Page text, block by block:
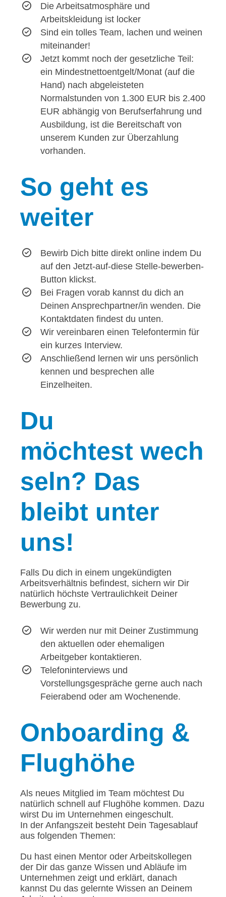
Die Arbeitsatmosphäre und
Arbeitskleidung ist locker
Sind ein tolles Team, lachen und weinen
miteinander!
Jetzt kommt noch der gesetzliche Teil:
ein Mindestnettoentgelt/Monat (auf die
Hand) nach abgeleisteten
Normalstunden von 1.300 EUR bis 2.400
EUR abhängig von Berufserfahrung und
Ausbildung, ist die Bereitschaft von
unserem Kunden zur Überzahlung
vorhanden.
So geht es
weiter
Bewirb Dich bitte direkt online indem Du
auf den Jetzt-auf-diese Stelle-bewerben-
Button klickst.
Bei Fragen vorab kannst du dich an
Deinen Ansprechpartner/in wenden. Die
Kontaktdaten findest du unten.
Wir vereinbaren einen Telefontermin für
ein kurzes Interview.
Anschließend lernen wir uns persönlich
kennen und besprechen alle
Einzelheiten.
Du
möchtest wech
seln? Das
bleibt unter
uns!
Falls Du dich in einem ungekündigten
Arbeitsverhältnis befindest, sichern wir Dir
natürlich höchste Vertraulichkeit Deiner
Bewerbung zu.
Wir werden nur mit Deiner Zustimmung
den aktuellen oder ehemaligen
Arbeitgeber kontaktieren.
Telefoninterviews und
Vorstellungsgespräche gerne auch nach
Feierabend oder am Wochenende.
Onboarding &
Flughöhe
Als neues Mitglied im Team möchtest Du
natürlich schnell auf Flughöhe kommen. Dazu
wirst Du im Unternehmen eingeschult.
In der Anfangszeit besteht Dein Tagesablauf
aus folgenden Themen:
Du hast einen Mentor oder Arbeitskollegen
der Dir das ganze Wissen und Abläufe im
Unternehmen zeigt und erklärt, danach
kannst Du das gelernte Wissen an Deinem